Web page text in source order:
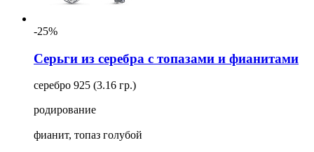
-25%
Серьги из серебра с топазами и фианитами
серебро 925 (3.16 гр.)
родирование
фианит, топаз голубой